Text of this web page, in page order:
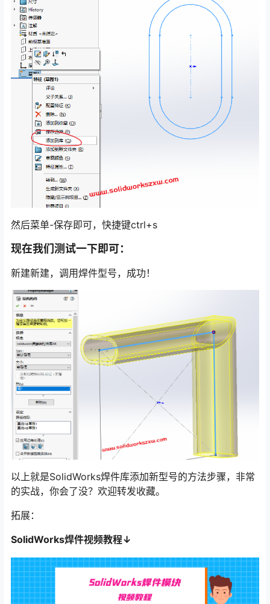
然后菜单-保存即可，快捷键ctrl+s
现在我们测试一下即可：
新建新建，调用焊件型号，成功！
以上就是SolidWorks焊件库添加新型号的方法步骤，非常
的实战，你会了没？欢迎转发收藏。
拓展：
SolidWorks焊件视频教程↓